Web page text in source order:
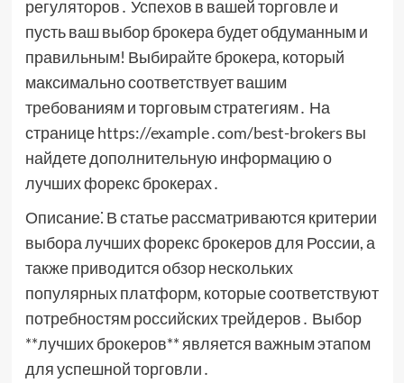
регуляторов․ Успехов в вашей торговле и
пусть ваш выбор брокера будет обдуманным и
правильным! Выбирайте брокера, который
максимально соответствует вашим
требованиям и торговым стратегиям․ На
странице https://example․com/best-brokers вы
найдете дополнительную информацию о
лучших форекс брокерах․
Описание⁚ В статье рассматриваются критерии
выбора лучших форекс брокеров для России, а
также приводится обзор нескольких
популярных платформ, которые соответствуют
потребностям российских трейдеров․ Выбор
**лучших брокеров** является важным этапом
для успешной торговли․